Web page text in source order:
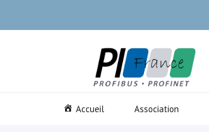
Accueil Association